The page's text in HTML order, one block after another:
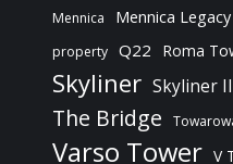
Mennica
Mennica
property Q22 Roma
Skyliner Skyliner II
The Bridge
Varso Tower V